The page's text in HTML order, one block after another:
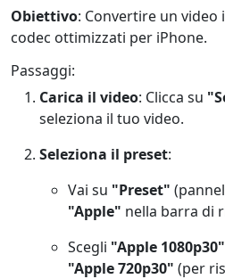
Obiettivo: Convertire un video
codec ottimizzati per iPhone.
Passaggi:
Carica il video: Clicca su
seleziona il tuo video.
Seleziona il preset:
Vai su "Preset"
"Apple" nella barra di
Scegli "Apple 1080p30"
"Apple 720p30" (per